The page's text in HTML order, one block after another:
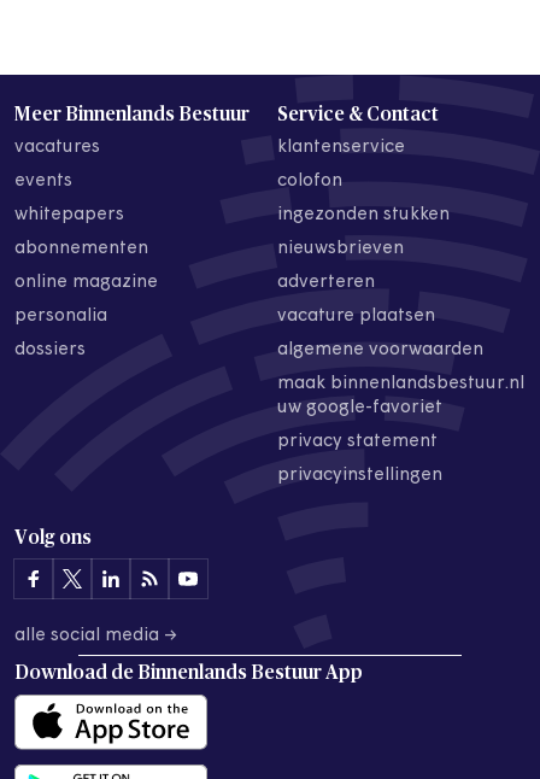
Meer Binnenlands Bestuur
vacatures
events
whitepapers
abonnementen
online magazine
personalia
dossiers
Service & Contact
klantenservice
colofon
ingezonden stukken
nieuwsbrieven
adverteren
vacature plaatsen
algemene voorwaarden
maak binnenlandsbestuur.nl
uw google-favoriet
privacy statement
privacyinstellingen
Volg ons
alle social media →
Download de Binnenlands Bestuur App